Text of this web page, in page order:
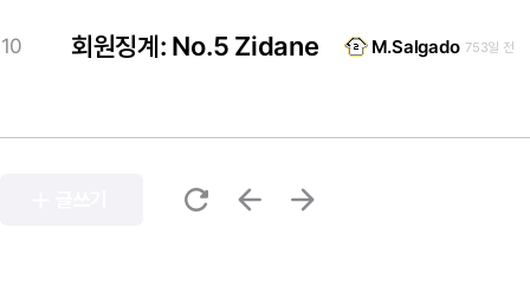
10 회원징계: No.5 Zidane M.Salgado 753일 전
refresh arrow_back arrow_forward